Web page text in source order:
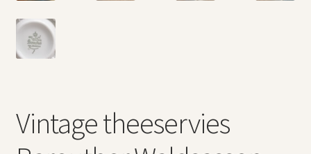
Vintage theeservies